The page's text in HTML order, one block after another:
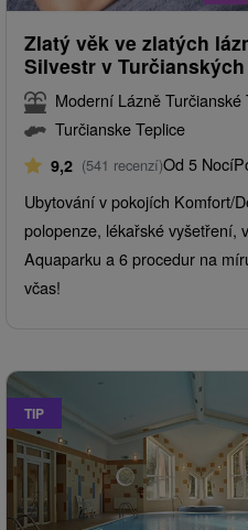
Zlatý věk ve zlatých
Silvestr v
Moderní Lázně Turčianské
Turčianske Teplice
9,2 (541 recenzí)Od 5 Nocí
Ubytování v pokojích Komfort/
polopenze, lékařské vyšetření,
Aquaparku a 6 procedur na
včas!
TIP